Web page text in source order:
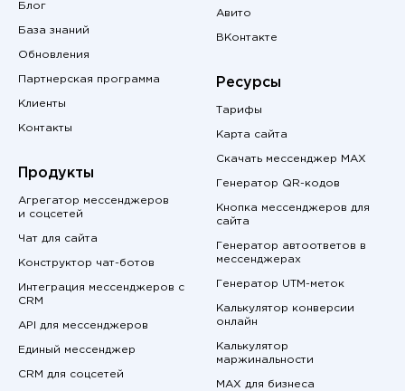
Блог
База знаний
Обновления
Партнерская программа
Клиенты
Контакты
Продукты
Агрегатор мессенджеров
и соцсетей
Чат для сайта
Конструктор чат-ботов
Интеграция мессенджеров с
CRM
API для мессенджеров
Единый мессенджер
CRM для соцсетей
Авито
ВКонтакте
Ресурсы
Тарифы
Карта сайта
Скачать мессенджер MAX
Генератор QR-кодов
Кнопка мессенджеров для
сайта
Генератор автоответов в
мессенджерах
Генератор UTM-меток
Калькулятор конверсии
онлайн
Калькулятор
маржинальности
MAX для бизнеса